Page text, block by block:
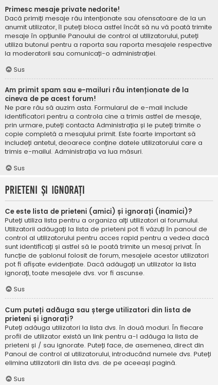
Primesc mesaje private nedorite!
Dacă primiți mesaje rău intenționate sau ofensatoare de la un
anumit utilizator, îl puteți bloca astfel încât să nu vă poată trimite
mesaje în opțiunile Panoului de control al utilizatorului, puteți
utiliza butonul pentru a raporta sau raporta mesajele respective
la moderatorii sau comunicați-o administrației.
Sus
Am primit spam sau e-mailuri rău intenționate de la
cineva de pe acest forum!
Ne pare rău să auzim asta. Formularul de e-mail include
identificatori pentru a controla cine a trimis astfel de mesaje,
prin urmare, puteți contacta Administrația și le puteți trimite o
copie completă a mesajului primit. Este foarte important să
includeți antetul, deoarece conține datele utilizatorului care a
trimis e-mailul. Administrația va lua măsuri.
Sus
Prieteni și ignorați
Ce este lista de prieteni (amici) și ignorați (inamici)?
Puteți utiliza lista pentru a organiza alți utilizatori ai forumului.
Utilizatorii adăugați la lista de prieteni pot fi văzuți în panoul de
control al utilizatorului pentru acces rapid pentru a vedea dacă
sunt identificați și astfel să le poată trimite un mesaj privat. În
funcție de șablonul folosit de forum, mesajele acestor utilizatori
pot fi afișate evidențiate. Dacă adăugați un utilizator la lista
ignorați, toate mesajele dvs. vor fi ascunse.
Sus
Cum puteți adăuga sau șterge utilizatori din lista de
prieteni și ignorați?
Puteți adăuga utilizatori la lista dvs. în două moduri. În fiecare
profil de utilizator există un link pentru a-l adăuga la lista de
prieteni și / sau ignorate. Puteți face, de asemenea, direct din
Panoul de control al utilizatorului, introducând numele dvs. Puteți
elimina utilizatorii din lista dvs. de pe aceeași pagină.
Sus